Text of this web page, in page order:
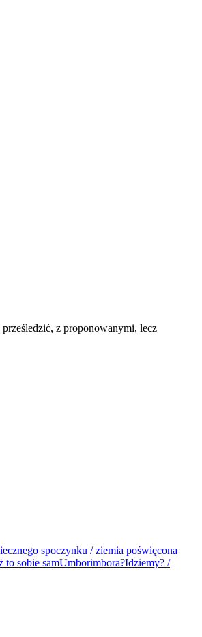
z proponowanymi, lecz
spoczynku / ziemia poświęcona
to sobie samUmborimbora?Idziemy? /